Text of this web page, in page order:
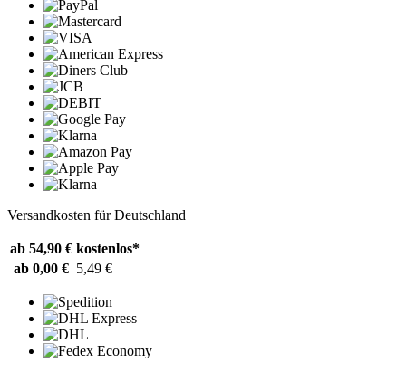
Versandkosten für Deutschland
ab 54,90 € kostenlos*
ab 0,00 € 5,49 €